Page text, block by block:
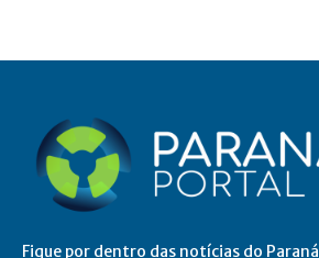
Fique por dentro das notícias do Paraná